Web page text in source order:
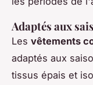
Adaptés aux
Les vêtements
adaptés aux
tissus épais et